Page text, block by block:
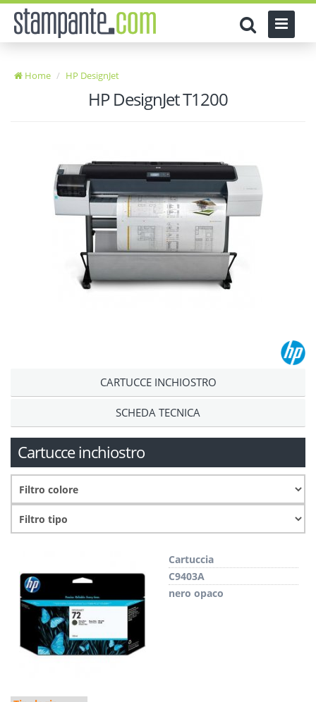
Home HP DesignJet
HP DesignJet T1200
CARTUCCE INCHIOSTRO
SCHEDA TECNICA
Cartucce inchiostro
Cartuccia
C9403A
nero opaco